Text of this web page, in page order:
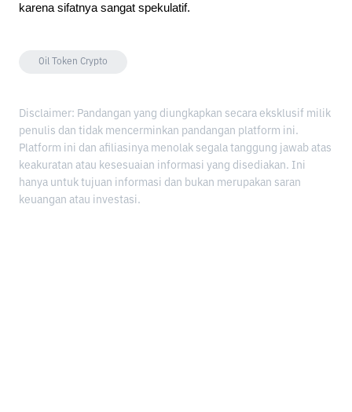
karena sifatnya sangat spekulatif.
Oil Token Crypto
Disclaimer: Pandangan yang diungkapkan secara eksklusif milik
penulis dan tidak mencerminkan pandangan platform ini.
Platform ini dan afiliasinya menolak segala tanggung jawab atas
keakuratan atau kesesuaian informasi yang disediakan. Ini
hanya untuk tujuan informasi dan bukan merupakan saran
keuangan atau investasi.